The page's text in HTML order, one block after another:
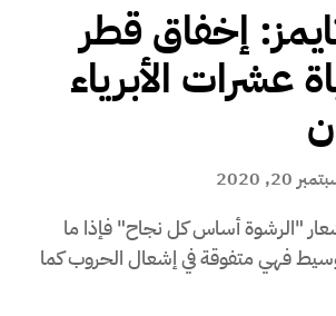
إخفاق قطر
عشرات الأبرياء
20, 2020
"الرشوة أساس كل نجاح" فإذا ما
فهي متفوقة في إشعال الحروب كما